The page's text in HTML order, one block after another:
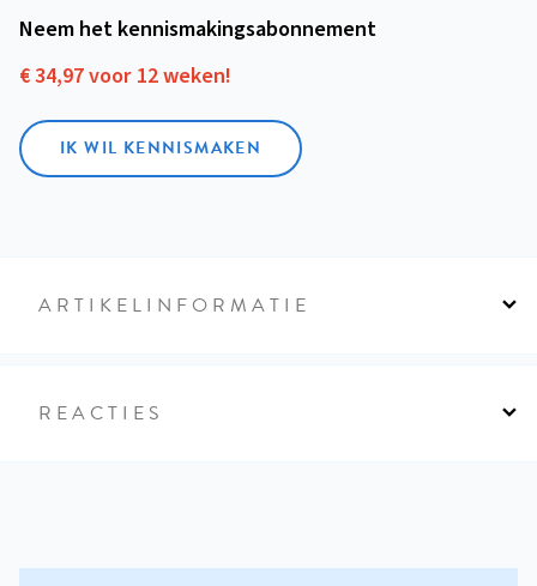
Neem het kennismakings­abonnement
€ 34,97 voor 12 weken!
IK WIL KENNISMAKEN
ARTIKELINFORMATIE
REACTIES